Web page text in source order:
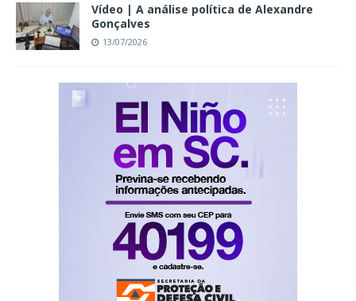
Vídeo | A análise política de Alexandre
Gonçalves
13/07/2026